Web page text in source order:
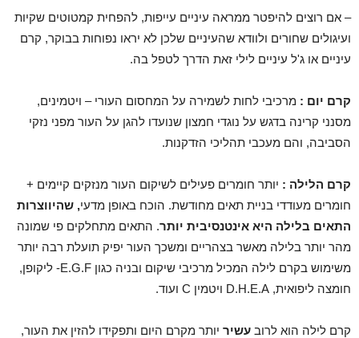
– אם רוצים להיפטר ממראה עיניים עייפות, להפחית קמטוטים שקיות
ועיגולים שחורים ולוודא שהעיניים שלכן לא יראו נפוחות בבוקר, קרם
עיניים או ג'ל עיניים לילי זאת הדרך לטפל בה.
קרם יום : מרכיבי לחות לשמירה על המחסום העורי – ויטמינים,
מסנני קרינה בדגש על נוגדי חמצון שנועדו להגן על העור מפני נזקי
הסביבה, והם מעכבי תהליכי הזדקנות.
קרם הלילה : יותר חומרים פעילים לשיקום העור מנזקים קיימים +
חומרים מעודדי בניית תאים מחודשת. הוכח באופן מדעי, שהיווצרות
התאים בלילה היא אינטנסיבית יותר. התאים מתחלקים פי שמונה
מהר יותר בלילה מאשר בצהריים ומשכך העור יפיק תועלת רבה יותר
משימוש בקרם לילה המכיל מרכיבי שיקום ובניה כגון E.G.F- ליקופן,
חומצה ליפואית, D.H.E.A ויטמין C ועוד.
קרם לילה הוא לרוב עשיר יותר מקרם היום ותפקידו להזין את העור,